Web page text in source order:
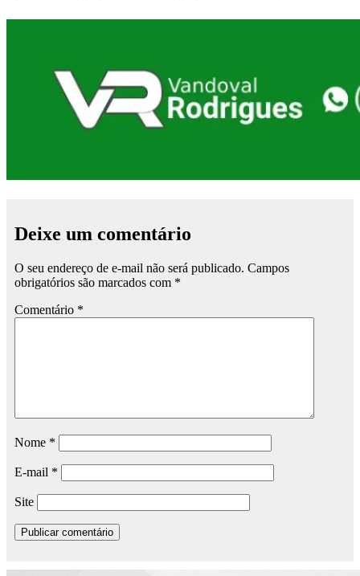
Deixe um comentário
O seu endereço de e-mail não será publicado. Campos
obrigatórios são marcados com *
Comentário *
Nome *
E-mail *
Site